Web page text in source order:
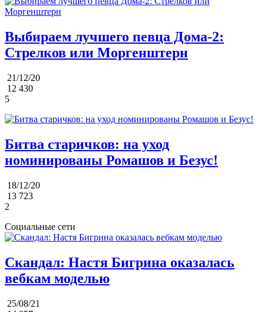
Выбираем лучшего певца Дома-2:
Стрелков или Моргенштерн
21/12/20
12 430
5
Битва старичков: на уход
номинированы Ромашов и Безус!
18/12/20
13 723
2
Социальные сети
Скандал: Настя Бигрина оказалась
вебкам моделью
25/08/21